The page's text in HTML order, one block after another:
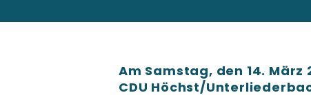
Am Samstag, den 14.
CDU Höchst/